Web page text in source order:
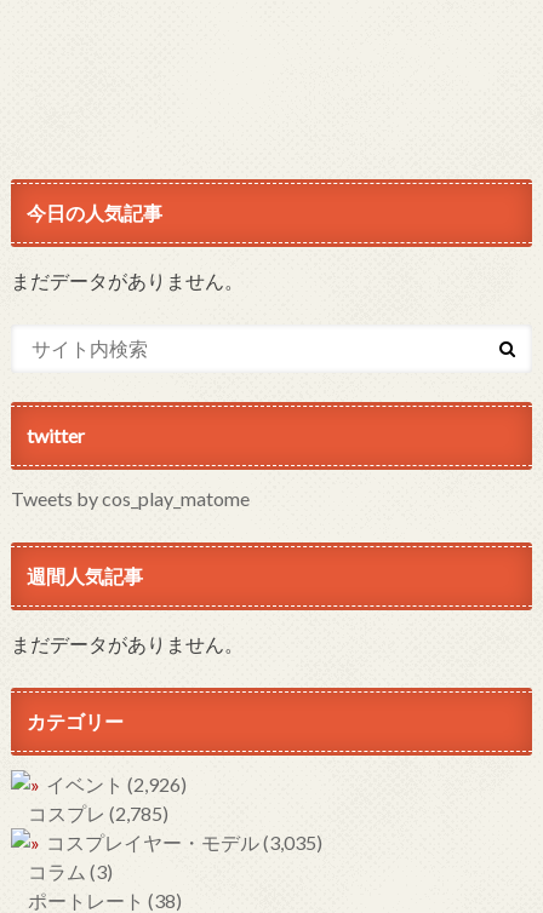
今日の人気記事
まだデータがありません。
twitter
Tweets by cos_play_matome
週間人気記事
まだデータがありません。
カテゴリー
イベント (2,926)
コスプレ (2,785)
コスプレイヤー・モデル(3,035)
コラム (3)
ポートレート (38)